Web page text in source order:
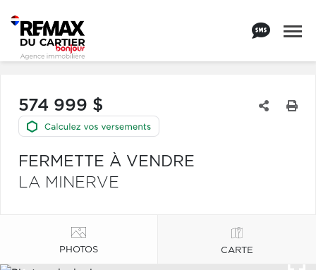
574 999 $
FERMETTE À VENDRE
LA MINERVE
PHOTOS CARTE